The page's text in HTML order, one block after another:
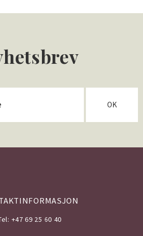
OK
+47 69 25 60 40